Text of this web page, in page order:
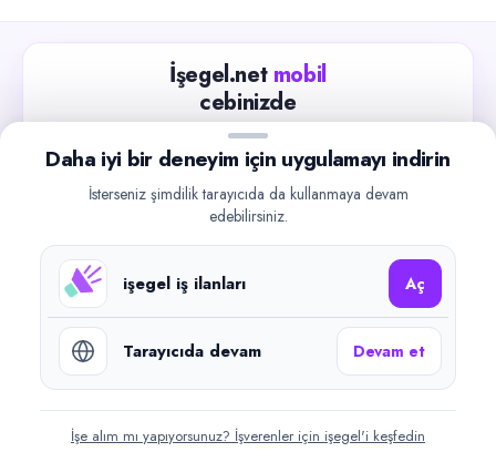
İşegel.net mobil
cebinizde
Güncel iş ilanlarını takip edin, işverenlerle hızlıca
iletişime geçin.
Google Play
©2026işegel.net. Tüm hakları saklıdır.
işegel.net bir ilan yayın platformudur; iş bulma aracılığı veya işe
yerleştirme faaliyeti yapmaz.
Daha iyi bir deneyim için uygulamayı indirin
İsterseniz şimdilik tarayıcıda da kullanmaya devam
edebilirsiniz.
işegel iş ilanları Aç
Tarayıcıda devam Devam et
İşe alım mı yapıyorsunuz? İşverenler için işegel'i keşfedin